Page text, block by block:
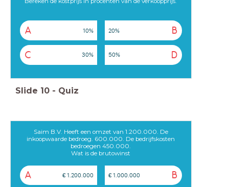
A 10% B
20%
C 30% D
50%
Slide 10 - Quiz
Saim B.V. Heeft een omzet van 1.200.000. De
inkoopwaarde bedroeg. 600.000. De bedrijfskosten
bedroegen 450.000.
Wat is de brutowinst
A € 1.200.000 B
€ 1.000.000